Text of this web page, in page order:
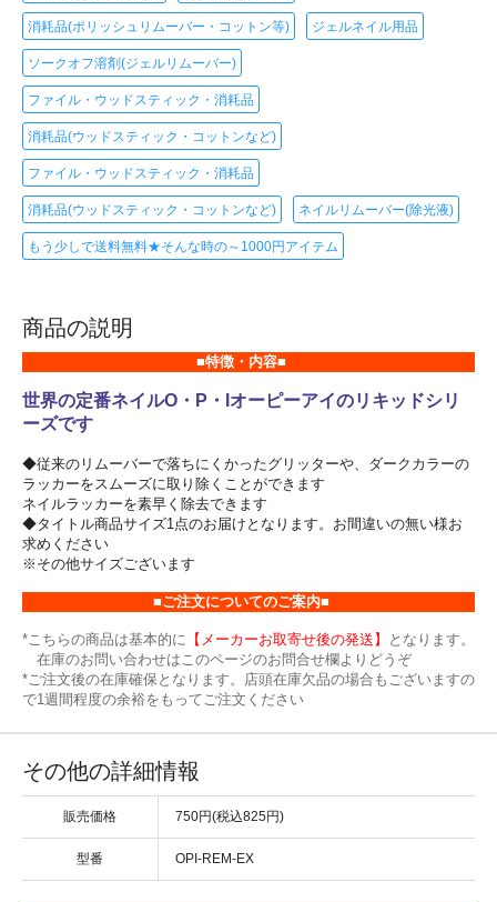
消耗品(ポリッシュリムーバー・コットン等) ジェルネイル用品
ソークオフ溶剤(ジェルリムーバー)
ファイル・ウッドスティック・消耗品
消耗品(ウッドスティック・コットンなど)
ファイル・ウッドスティック・消耗品
消耗品(ウッドスティック・コットンなど) ネイルリムーバー(除光液)
もう少しで送料無料★そんな時の～1000円アイテム
商品の説明
■特徴・内容■
世界の定番ネイルO・P・Iオーピーアイのリキッドシリ
ーズです
◆従来のリムーバーで落ちにくかったグリッターや、ダークカラーの
ラッカーをスムーズに取り除くことができます
ネイルラッカーを素早く除去できます
◆タイトル商品サイズ1点のお届けとなります。お間違いの無い様お
求めください
※その他サイズございます
■ご注文についてのご案内■
*こちらの商品は基本的に 【メーカーお取寄せ後の発送】
となります。
在庫のお問い合わせはこのページのお問合せ欄よりどうぞ
*ご注文後の在庫確保となります。店頭在庫欠品の場合もございますの
で1週間程度の余裕をもってご注文ください
その他の詳細情報
販売価格 750円(税込825円)
型番 OPI-REM-EX